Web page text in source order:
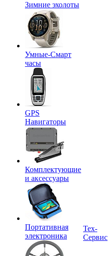
Зимние эхолоты
Умные-Смарт
часы
GPS
Навигаторы
Комплектующие
и аксессуары
Портативная
электроника
Tex-
Сервис